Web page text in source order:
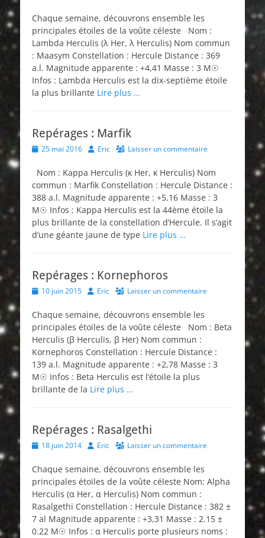
Chaque semaine, découvrons ensemble les
principales étoiles de la voûte céleste Nom :
Lambda Herculis (λ Her, λ Herculis) Nom commun
: Maasym Constellation : Hercule Distance : 369
a.l. Magnitude apparente : +4,41 Masse : 3 M☉
Infos : Lambda Herculis est la dix-septième étoile
la plus brillante Lire plus …
Repérages : Marfik
Posted
25 mai 2016 Author
Eric Laisser un commentaire
Nom : Kappa Herculis (κ Her, κ Herculis) Nom
commun : Marfik Constellation : Hercule Distance :
388 a.l. Magnitude apparente : +5,16 Masse : 3
M☉ Infos : Kappa Herculis est la 44ème étoile la
plus brillante de la constellation d’Hercule. Il s’agit
d’une géante jaune de type Lire plus …
Repérages : Kornephoros
Posted10 juin 2015 Author
Eric Laisser un commentaire
Chaque semaine, découvrons ensemble les
principales étoiles de la voûte céleste Nom : Beta
Herculis (β Herculis, β Her) Nom commun :
Kornephoros Constellation : Hercule Distance :
139 a.l. Magnitude apparente : +2,78 Masse : 3
M☉ Infos : Beta Herculis est l’étoile la plus
brillante de la Lire plus …
Repérages : Rasalgethi
Posted18 juin 2014 Author
Eric Laisser un commentaire
Chaque semaine, découvrons ensemble les
principales étoiles de la voûte céleste Nom: Alpha
Herculis (α Her, α Herculis) Nom commun :
Rasalgethi Constellation : Hercule Distance : 382 ±
7 al Magnitude apparente : +3,31 Masse : 2.15 ±
0.22 M☉ Infos : α Herculis porte plusieurs noms :